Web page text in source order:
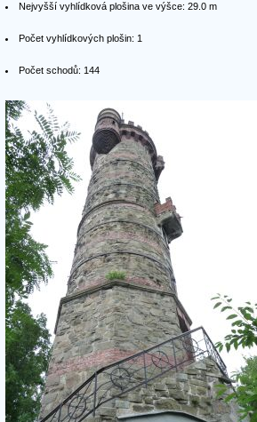
Nejvyšší vyhlídková plošina ve výšce: 29.0 m
Počet vyhlídkových plošin: 1
Počet schodů: 144